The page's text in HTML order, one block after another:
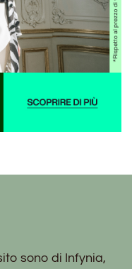
sono di Infynia,